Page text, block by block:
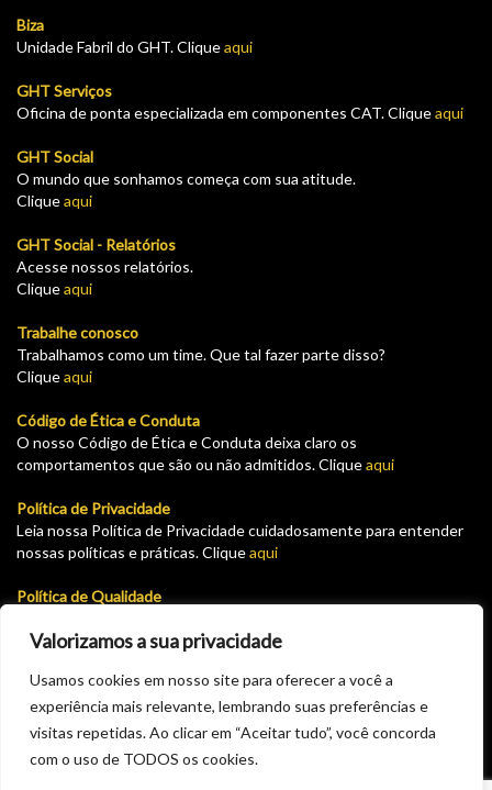
Valorizamos a sua privacidade
Usamos cookies em nosso site para oferecer a você a
experiência mais relevante, lembrando suas preferências e
visitas repetidas. Ao clicar em “Aceitar tudo”, você concorda
com o uso de TODOS os cookies.
Biza
Unidade Fabril do GHT. Cliqueaqui
GHT Serviços
Oficina de ponta especializada em componentes CAT. Cliqueaqui
GHT Social
O mundo que sonhamos começa com sua atitude.
Cliqueaqui
GHT Social - Relatórios
Acesse nossos relatórios.
Cliqueaqui
Trabalhe conosco
Trabalhamos como um time. Que tal fazer parte disso?
Cliqueaqui
Código de Ética e Conduta
O nosso Código de Ética e Conduta deixa claro os
comportamentos que são ou não admitidos. Cliqueaqui
Política de Privacidade
Leia nossa Política de Privacidade cuidadosamente para entender
nossas políticas e práticas. Cliqueaqui
Política de Qualidade
entender nossas políticas e práticas. Clique
Plataforma para solicitar cadastro como fornecedor do GHT.
Solicite seu pré cadastro aqui e aguarde a aprovação via email.
Cliqueaqui